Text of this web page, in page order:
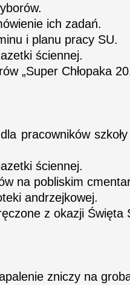
ich zadań.
i planu pracy SU.
ściennej.
„Super Chłopaka
pracowników
ściennej.
na pobliskim
andrzejkowej.
z okazji Święta
zniczy na